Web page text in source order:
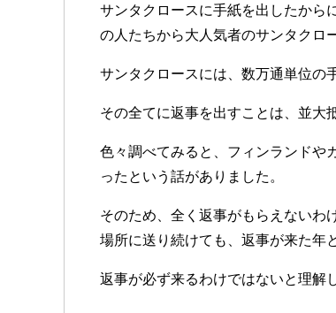
サンタクロースに手紙を出したから
の人たちから大人気者のサンタクロ
サンタクロースには、数万通単位の
その全てに返事を出すことは、並大
色々調べてみると、フィンランドや
ったという話がありました。
そのため、全く返事がもらえないわ
場所に送り続けても、返事が来た年
返事が必ず来るわけではないと理解